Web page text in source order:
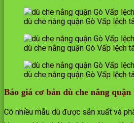
dù che nắng quận Gò Vấp lệch
dù che nắng quận Gò Vấp lệch
dù che nắng quận Gò Vấp lệch
Báo giá cơ bản dù che nắng
Có nhiều mẫu dù được sản xuất và